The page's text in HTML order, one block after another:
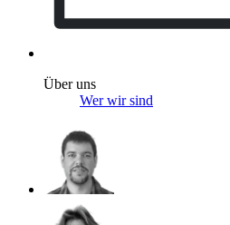
Über uns
Wer wir sind